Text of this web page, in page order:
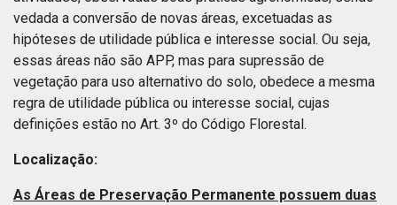
vedada a conversão de novas áreas, excetuadas as
hipóteses de utilidade pública e interesse social. Ou seja,
essas áreas não são APP, mas para supressão de
vegetação para uso alternativo do solo, obedece a mesma
regra de utilidade pública ou interesse social, cujas
definições estão no Art. 3º do Código Florestal.
Localização:
As Áreas de Preservação Permanente possuem duas